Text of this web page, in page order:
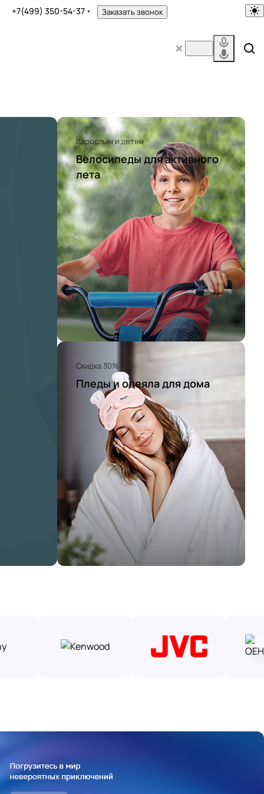
+7(499) 350-54-37 Заказать звонок
Взрослым и детям
Велосипеды для активного
лета
Скидка 30%
Пледы и одеяла для дома